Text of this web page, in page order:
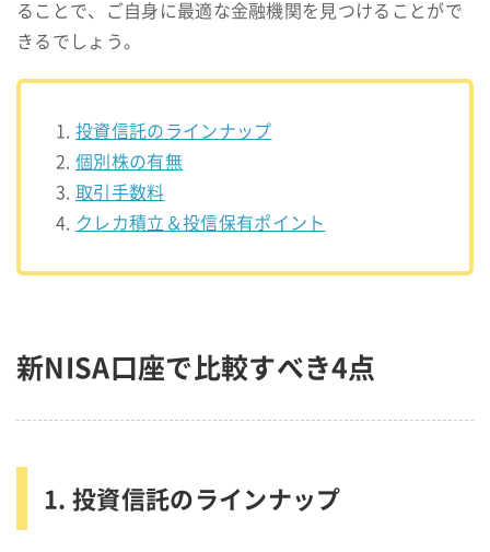
ることで、ご自身に最適な金融機関を見つけることがで
きるでしょう。
投資信託のラインナップ
個別株の有無
取引手数料
クレカ積立＆投信保有ポイント
新NISA口座で比較すべき4点
1. 投資信託のラインナップ